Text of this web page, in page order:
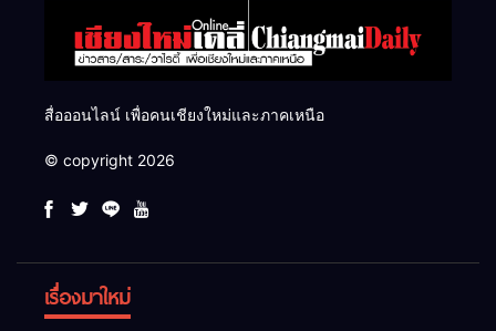
สื่อออนไลน์ เพื่อคนเชียงใหม่และภาคเหนือ
© copyright 2026
เรื่องมาใหม่